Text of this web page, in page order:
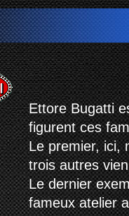
Ettore Bugatti
figurent ces
Le premier, ici,
trois autres
Le dernier
fameux atelier